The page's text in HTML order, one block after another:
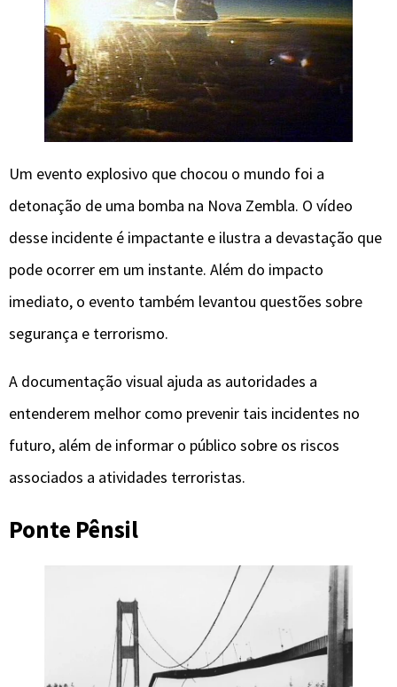
Um evento explosivo que chocou o mundo foi a
detonação de uma bomba na Nova Zembla. O vídeo
desse incidente é impactante e ilustra a devastação que
pode ocorrer em um instante. Além do impacto
imediato, o evento também levantou questões sobre
segurança e terrorismo.
A documentação visual ajuda as autoridades a
entenderem melhor como prevenir tais incidentes no
futuro, além de informar o público sobre os riscos
associados a atividades terroristas.
Ponte Pênsil